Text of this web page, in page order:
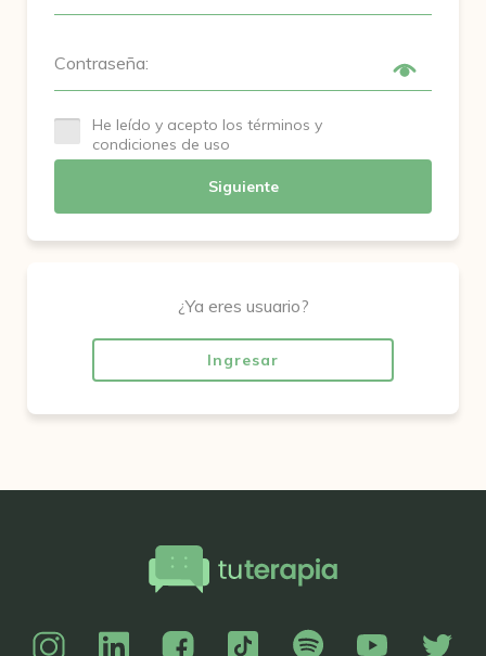
Contraseña:
He leído y acepto los términos y
condiciones de uso
Siguiente
¿Ya eres usuario?
Ingresar